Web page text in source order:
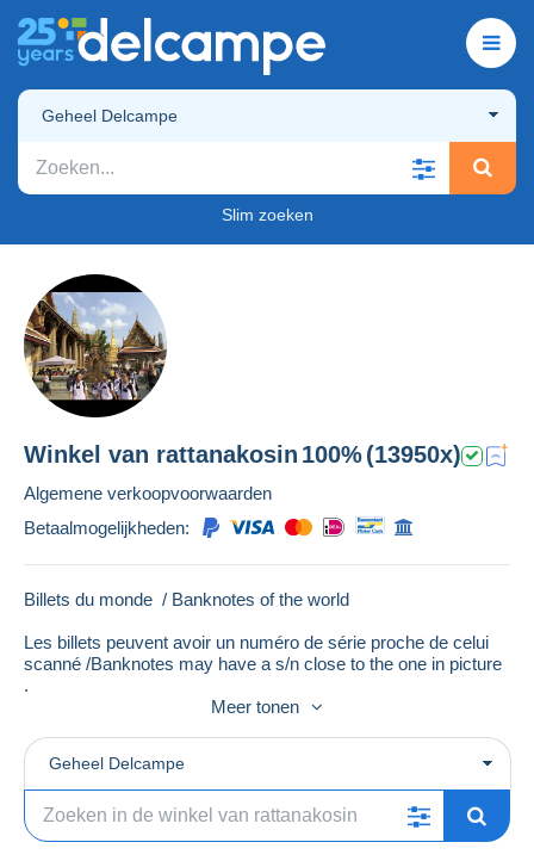
Geheel Delcampe
Slim zoeken
Winkel van rattanakosin 100%(13950x)
Algemene verkoopvoorwaarden
Betaalmogelijkheden:
Billets du monde / Banknotes of the world
Les billets peuvent avoir un numéro de série proche de celui
scanné /Banknotes may have a s/n close to the one in picture
.
Meer tonen
Geheel Delcampe